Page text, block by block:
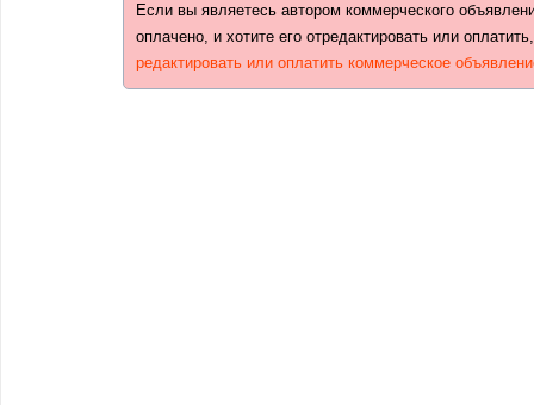
Если вы являетесь автором коммерческого
оплачено, и хотите его отредактировать или
редактировать или оплатить коммерческое